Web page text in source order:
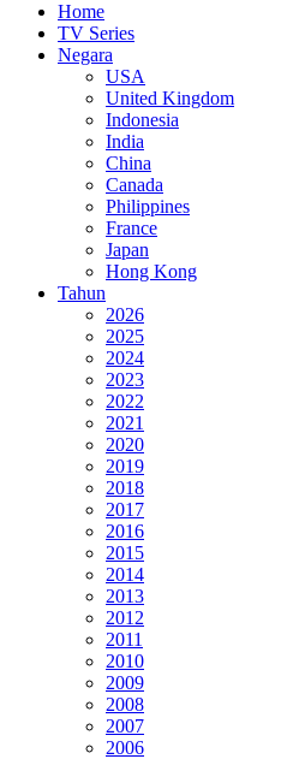
Home
TV Series
Negara
USA
United Kingdom
Indonesia
India
China
Canada
Philippines
France
Japan
Hong Kong
Tahun
2026
2025
2024
2023
2022
2021
2020
2019
2018
2017
2016
2015
2014
2013
2012
2011
2010
2009
2008
2007
2006